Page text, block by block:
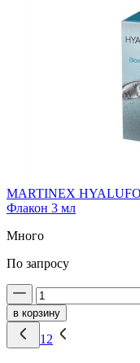
MARTINEX
Флакон 3 мл
Много
По запросу
в корзину
1 2